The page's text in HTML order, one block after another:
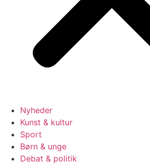
Nyheder
Kunst & kultur
Sport
Børn & unge
Debat & politik